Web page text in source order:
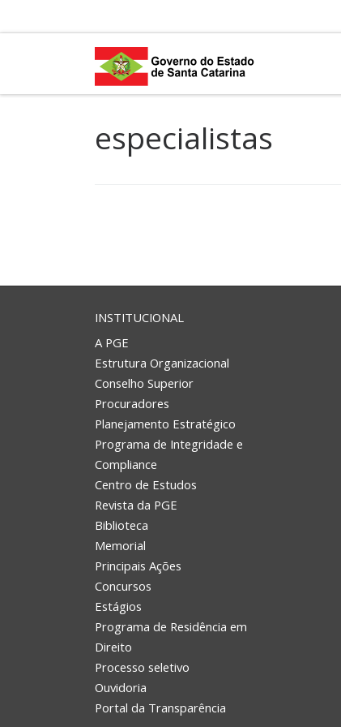
especialistas
INSTITUCIONAL
A PGE
Estrutura Organizacional
Conselho Superior
Procuradores
Planejamento Estratégico
Programa de Integridade e
Compliance
Centro de Estudos
Revista da PGE
Biblioteca
Memorial
Principais Ações
Concursos
Estágios
Programa de Residência em
Direito
Processo seletivo
Ouvidoria
Portal da Transparência